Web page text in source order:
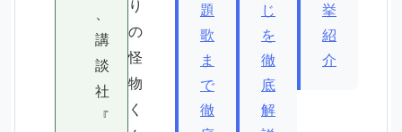
、
講
談
社
『
り
の
怪
物
く
題
歌
ま
で
徹
じ
を
徹
底
解
挙
紹
介